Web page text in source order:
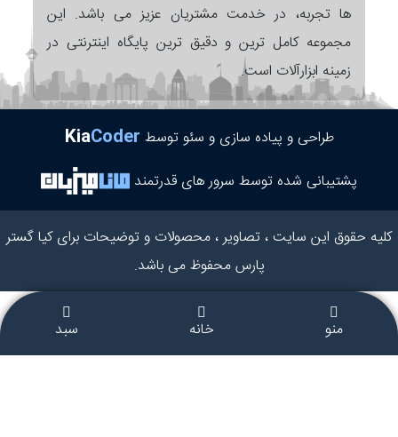
ها تجربه، در خدمت مشتریان عزیز می باشد. این
مجموعه کامل ترین و دقیق ترین پایگاه اینترنتی در
زمینه ابزارآلات است.
طراحی و پیاده سازی و سئو توسط KiaCoder
پشتیبانی شده توسط سرور های قدرتمند
کلیه حقوق این سایت ، تصاویر ، محصولات و توضیحات برای کیا گستر
پارس محفوظ می باشد.
منو خانه سبد